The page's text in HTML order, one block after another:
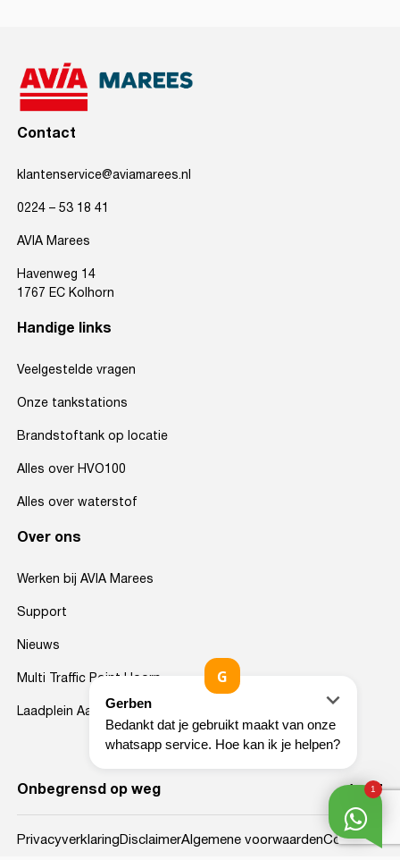
Contact
klantenservice@aviamarees.nl
0224 – 53 18 41
AVIA Marees
Havenweg 14
1767 EC Kolhorn
Handige links
Veelgestelde vragen
Onze tankstations
Brandstoftank op locatie
Alles over HVO100
Alles over waterstof
Over ons
Werken bij AVIA Marees
Support
Nieuws
Multi Traffic Point Hoorn
Laadplein Aalsmeer
Onbegrensd op weg
PrivacyverklaringDisclaimerAlgemene voorwaardenCookies